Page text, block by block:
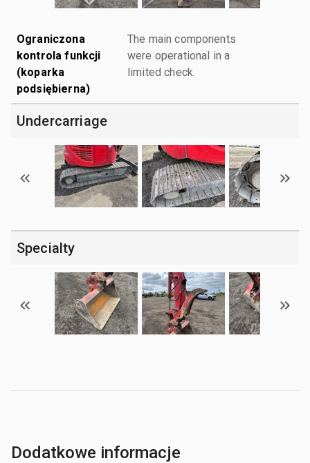
Ograniczona
kontrola funkcji
(koparka
podsiębierna)
The main components
were operational in a
limited check.
Undercarriage
Specialty
Dodatkowe informacje